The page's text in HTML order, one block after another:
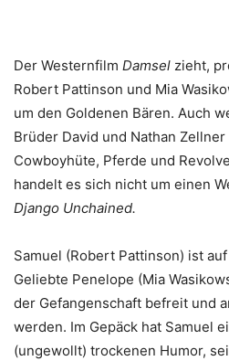
Der Westernfilm Damsel zieht,
Robert Pattinson und Mia
um den Goldenen Bären. Auch
Brüder David und Nathan
Cowboyhüte, Pferde und
handelt es sich nicht um einen
Django Unchained.
Samuel (Robert Pattinson) ist
Geliebte Penelope (Mia
der Gefangenschaft befreit und
werden. Im Gepäck hat Samuel
(ungewollt) trockenen Humor,